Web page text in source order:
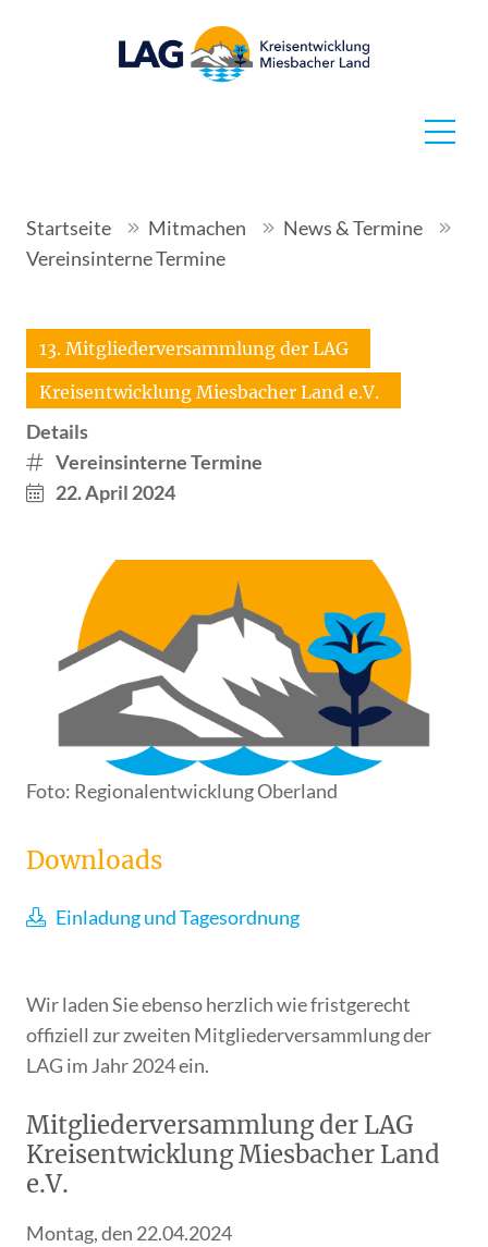
Startseite Mitmachen
News & Termine
Vereinsinterne Termine
13. Mitgliederversammlung der LAG
Kreisentwicklung Miesbacher Land e.V.
Details
Vereinsinterne Termine
22. April 2024
Foto: Regionalentwicklung Oberland
Downloads
Einladung und Tagesordnung
Wir laden Sie ebenso herzlich wie fristgerecht
offiziell zur zweiten Mitgliederversammlung der
LAG im Jahr 2024 ein.
Mitgliederversammlung der LAG
Kreisentwicklung Miesbacher Land
e.V.
Montag, den 22.04.2024